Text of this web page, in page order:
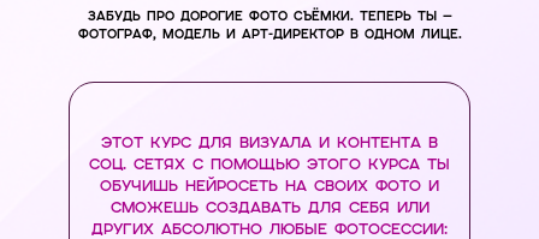
ЭТОТ КУРС ДЛЯ ВИЗУАЛА И КОНТЕНТА В
СОЦ. СЕТЯХ С ПОМОЩЬЮ ЭТОГО КУРСА ТЫ
ОБУЧИШЬ НЕЙРОСЕТЬ НА СВОИХ ФОТО И
СМОЖЕШЬ СОЗДАВАТЬ ДЛЯ СЕБЯ ИЛИ
ДРУГИХ АБСОЛЮТНО ЛЮБЫЕ ФОТОСЕССИИ:
Забудь про дорогие ФОТО съёмки. Теперь ты —
фотограф, модель и арт-директор в одном лице.